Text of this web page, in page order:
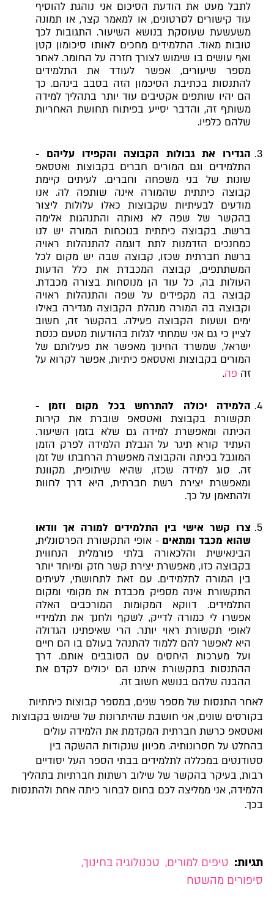
לתבל מעט את הודעת הסיכום אני נוהגת להוסיף
עוד קישורים לסרטונים, או למאמר קצר, או תמונה
משעשעת שעוסקת בנושא השיעור. התגובות לכך
טובות מאוד. התלמידים מחכים לאותו סיכומון קטן
ואף עושים בו שימוש לצורך חזרה על החומר. לאחר
מספר שיעורים, אפשר לעודד את התלמידים
להתנסות בכתיבת הסיכמון הזה בסבב בינהם. כך
הם יהיו שותפים אקטיבים עוד יותר בתהליך למידה
משותף זה, והדבר יסייע בפיתוח תחושת האחריות
שלהם כלפיו.
הגדירו את גבולות הקבוצה והקפידו עליהם -
התלמידים וגם המורים חברים בקבוצות ואטסאפ
שונות של בני משפחה וחברים. לעיתים קיימת
קבוצה כיתתית שהמורה אינה שותפה לה. אנו
מודעים לבעיתיות שקבוצות כאלו עלולות ליצור
בהקשר של שפה לא נאותה והתנהגות אלימה
ברשת. בקבוצה כיתתית בנוכחות המורה יש לנו
כמחנכים הזדמנות לתת דוגמה להתנהלות ראויה
ברשת חברתית שכזו, קבוצה שבה יש מקום לכל
המשתתפים, קבוצה המכבדת את כלל הדעות
העולות בה, כל עוד הן מנוסחות בצורה מכבדת.
קבוצה בה מקפידים על שפה והתנהלות ראויה
וקבוצה בה המורה מנהלת הקבוצה מגדירה באילו
ימים ושעות הקבוצה פעילה. בהקשר זה, חשוב
לציין כי גם אני שמחתי לגלות בהודעות מטעם כנסת
ישראל, שמשרד החינוך מאפשר את פעילותם של
המורים בקבוצות ואטסאפ כיתיות, אפשר לקרוא על
זה פה.
הלמידה יכולה להתרחש בכל מקום וזמן -
תקשורת בקבוצת ואטסאפ שוברת את קירות
הכיתה ומאפשרת למידה גם שלא בזמן השיעור.
העתיד קורא תיגר על הגבלת הלמידה לפרק הזמן
המוגבל בכיתה והקבוצה מאפשרת הרחבתו של זמן
זה. סוג למידה שכזו, שהיא שיתופית, מקוונת
ומאפשרת יצירת רשת חברתית, היא דרך לחוות
ולהתאמן על כך.
צרו קשר אישי בין התלמידים למורה אך וודאו
שהוא מכבד ומתאים - אופי התקשורת הפרסונלית,
הבינאישית והלכאורה בלתי פורמלית הנחווית
בקבוצה כזו, מאפשרת יצירת קשר חזק ומיוחד יותר
בין המורה לתלמידים. עם זאת לתחושתי, לעיתים
התקשורת אינה מספיק מכבדת את מקומי ומקום
התלמידים. דווקא המקומות המורכבים האלה
אפשרו לי כמורה לדייק, לשקף ולחנך את תלמידיי
לאופי תקשורת ראוי יותר. הרי שאיפתינו הגדולה
היא לאפשר להם ללמוד להתנהל בעולם בו הם חיים
ועל מערכות היחסים עם הסובבים אותם. דרך
ההתנסות בתקשורת איתנו הם יכולים לקדם את
ההבנה שלהם בנושא חשוב זה.
לאחר התנסות של מספר שנים, במספר קבוצות כיתתיות
בקורסים שונים, אני חושבת שהיתרונות של שימוש בקבוצות
ואטסאפ כרשת חברתית המקדמת את הלמידה עולים
בהחלט על חסרונותיה. מכיוון שנקודות ההשקה בין
סטודנטים במכללה לתלמידים בבתי הספר העל יסודיים
רבות, בעיקר בהקשר של שילוב רשתות חברתיות בתהליך
הלמידה, אני ממליצה לכם בחום לבחור כיתה אחת ולהתנסות
בכך.
תגיות: טיפים למורים, טכנולוגיה בחינוך,
סיפורים מהשטח